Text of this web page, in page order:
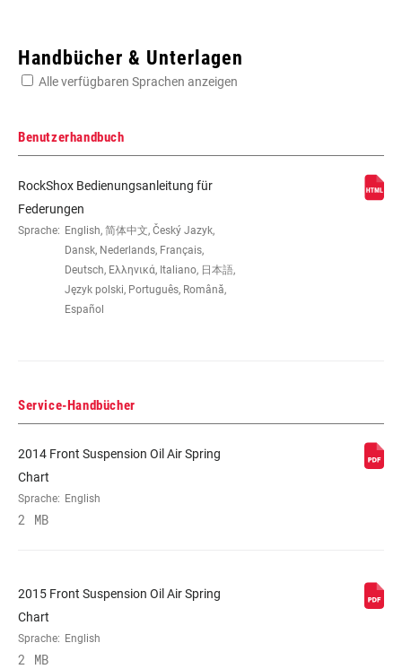
LAUFRADGRÖSSE
FEDERWEG (MM) 100mm, 130mm, 140mm
STEUERROHR Tapered
ACHSE
509, 520, 539, 549, n/a
DÄMPFEREINSTELLUNG
Handbücher & Unterlagen
Alle verfügbaren Sprachen anzeigen
Benutzerhandbuch
RockShox Bedienungsanleitung für
Federungen
Sprache: English, 简体中文, Český Jazyk,
Dansk, Nederlands, Français,
Deutsch, Ελληνικά, Italiano, 日本語,
Język polski, Português, Română,
Español
Service-Handbücher
2014 Front Suspension Oil Air Spring
Chart
Sprache: English
2 MB
2015 Front Suspension Oil Air Spring
Chart
Sprache: English
2 MB